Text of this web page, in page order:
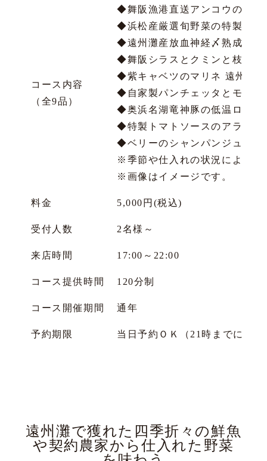
コース内容
（全9品）
◆舞阪漁港直送アンコウの特製
◆浜松産厳選旬野菜の特製特製
◆遠州灘産放血神経〆熟成マダ
◆舞阪シラスとクミンと枝付き
◆紫キャベツのマリネ 遠州灘
◆自家製パンチェッタとモッツ
◆奥浜名湖竜神豚の低温ロース
◆特製トマトソースのアラビア
◆ベリーのシャンパンジュレ
※季節や仕入れの状況により、
※画像はイメージです。
料金 5,000円(税込)
受付人数 2名様～
来店時間 17:00～22:00
コース提供時間 120分制
コース開催期間 通年
予約期限 当日予約ＯＫ（21時までにご
遠州灘で獲れた四季折々の鮮魚
や契約農家から仕入れた野菜